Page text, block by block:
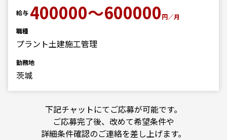
給与 400000～600000円／月
職種
プラント土建施工管理
勤務地
茨城
下記チャットにてご応募が可能です。
ご応募完了後、改めて希望条件や
詳細条件確認のご連絡を差し上げます。